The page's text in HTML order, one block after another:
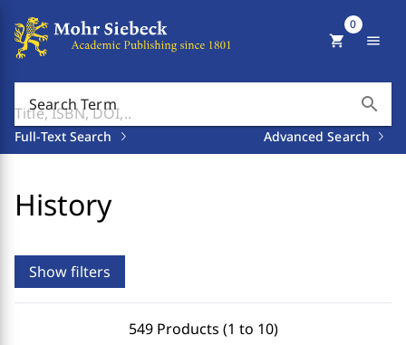
Search Term search
Full-Text Search Advanced Search
shopping_cart
0
menu
History
Show filters
549 Products (1 to 10)